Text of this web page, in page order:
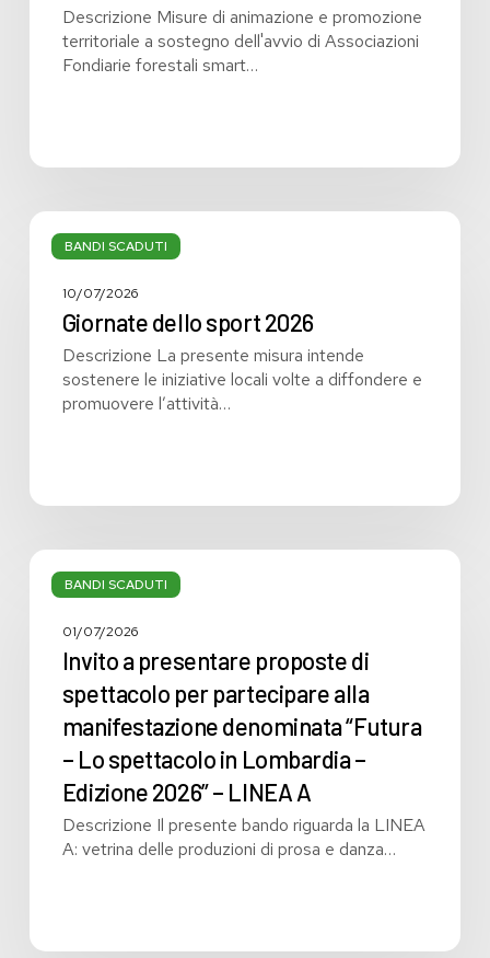
Descrizione Misure di animazione e promozione
territoriale a sostegno dell'avvio di Associazioni
Fondiarie forestali smart…
BANDI SCADUTI
Giornate
dello
202610/07/2026
Giornate dello sport 2026
Descrizione La presente misura intende
sostenere le iniziative locali volte a diffondere e
promuovere l’attività…
BANDI SCADUTI
Invito
proposte
spettacolo
partecipare
manifestazione
denominata
“Futura
Lombardia
01/07/2026
Invito a presentare proposte di
spettacolo per partecipare alla
manifestazione denominata “Futura
– Lo spettacolo in Lombardia –
Edizione 2026” – LINEA A
Descrizione Il presente bando riguarda la LINEA
A: vetrina delle produzioni di prosa e danza…